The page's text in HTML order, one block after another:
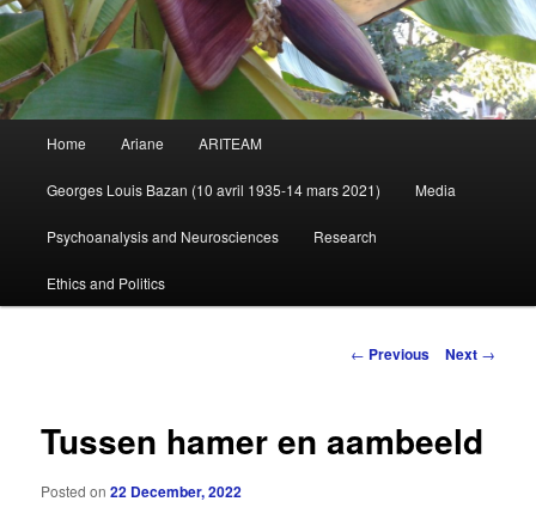
Skip
to
primary
Home Ariane ARITEAM
Georges Louis Bazan (10 avril 1935-14 mars 2021) Media
Psychoanalysis and Neurosciences Research
Ethics and Politics
Post
← Previous Next →
Tussen hamer en aambeeld
Posted on22 December, 2022